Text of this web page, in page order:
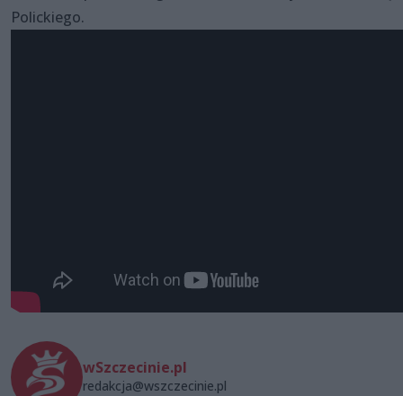
Polickiego.
wSzczecinie.pl
redakcja@wszczecinie.pl